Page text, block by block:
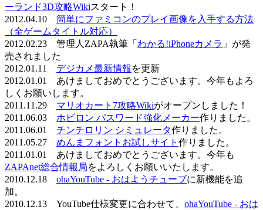
ーランド3D攻略Wikiスタート！
2012.04.10 簡単にファミコンのプレイ画像を入手する方法
（全ゲームタイトル対応）
2012.02.23 管理人ZAPA執筆「 わかる!iPhoneカメラ 」が発
売されました
2012.01.11 デジカメ最新情報 を更新
2012.01.01 あけましておめでとうございます。今年もよろ
しくお願いします。
2011.11.29 マリオカート7攻略Wikiがオープンしました！
2011.06.03 ホビロン パスワード強化メーカー作りました。
2011.06.01 チンチロリン シミュレータ作りました。
2011.05.27 めんまフォントお試しサイト 作りました。
2011.01.01 あけましておめでとうございます。今年も
ZAPAnet総合情報局をよろしくお願いいたします。
2010.12.18 ohaYouTube - おはようチューブに新機能を追
加。
2010.12.13 YouTube仕様変更に合わせて、 ohaYouTube - おは